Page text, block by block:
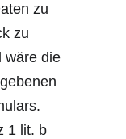
zu
zu
wäre die
1 lit. b